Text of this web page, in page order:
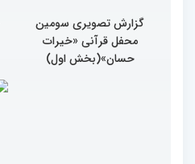
گزارش تصویری سومین
محفل قرآنی «خیرات
حسان»(بخش اول)